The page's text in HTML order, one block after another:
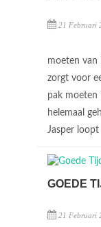
21 Februari
moeten van
zorgt voor
pak moeten
helemaal
Jasper loopt
GOEDE
21 Februari